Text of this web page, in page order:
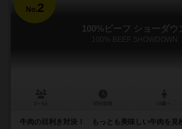
No.2
100%ビーフ ショーダウ
100% BEEF SHOWDOWN
牛肉の目利き対決！ もっとも美味しい牛肉を見